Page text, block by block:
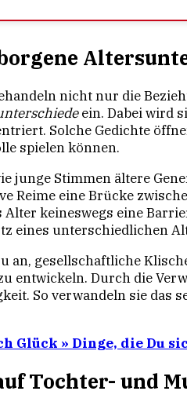
nicht nur die
ein. Dabei wird
Solche Gedichte
spielen können.
junge Stimmen ältere
Reime eine Brücke
keineswegs eine
eines unterschiedlichen
an, gesellschaftliche
entwickeln. Durch die
So verwandeln sie
Glück » Dinge, die Du
Tochter- und